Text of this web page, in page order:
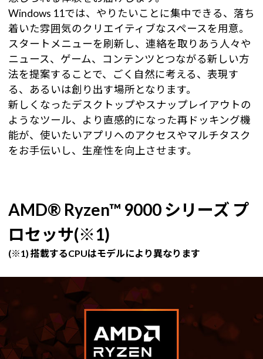
Windows 11では、やりたいことに集中できる、落ち
着いた雰囲気のクリエイティブなスペースを用意。
スタートメニューを刷新し、連絡を取りあう人々や
ニュース、ゲーム、コンテンツとつながる新しい方
法を提案することで、ごく自然に考える、表現す
る、あるいは創り出す場所となります。
新しくなったデスクトップやスナップレイアウトの
ようなツール、より直感的になった再ドッキング機
能が、使いたいアプリへのアクセスやマルチタスク
をお手伝いし、生産性を向上させます。
AMD® Ryzen™ 9000 シリーズ プ
ロセッサ(※1)
(※1) 搭載するCPUはモデルにより異なります